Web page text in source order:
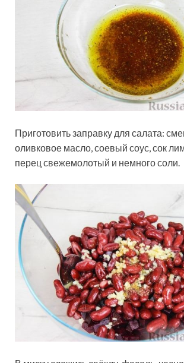
Приготовить заправку для салата:
оливковое масло, соевый соус, сок
перец свежемолотый и немного соли.